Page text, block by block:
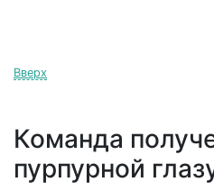
Вверх
Команда
пурпурной